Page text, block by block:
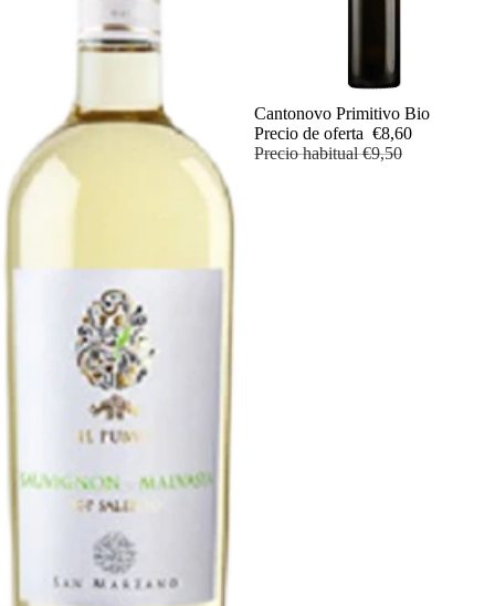
Oferta
Cantonovo Primitivo Bio
Precio de oferta €8,60
Precio habitual€9,50